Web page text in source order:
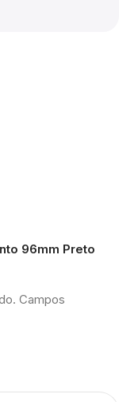
96mm Preto
Campos